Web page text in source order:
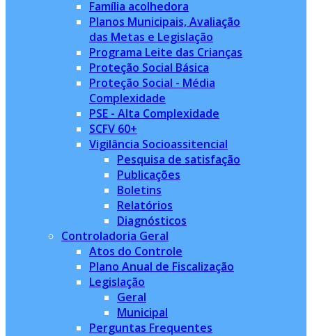
Família acolhedora
Planos Municipais, Avaliação
das Metas e Legislação
Programa Leite das Crianças
Proteção Social Básica
Proteção Social - Média
Complexidade
PSE - Alta Complexidade
SCFV 60+
Vigilância Socioassitencial
Pesquisa de satisfação
Publicações
Boletins
Relatórios
Diagnósticos
Controladoria Geral
Atos do Controle
Plano Anual de Fiscalização
Legislação
Geral
Municipal
Perguntas Frequentes